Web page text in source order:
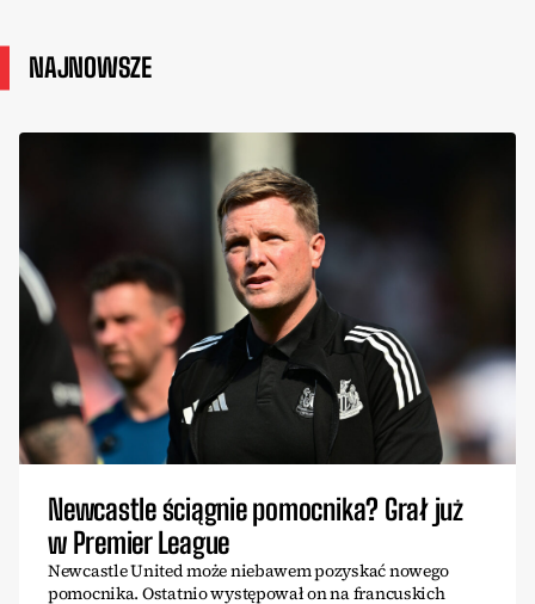
NAJNOWSZE
Newcastle ściągnie pomocnika? Grał już
w Premier League
Newcastle United może niebawem pozyskać nowego
pomocnika. Ostatnio występował on na francuskich